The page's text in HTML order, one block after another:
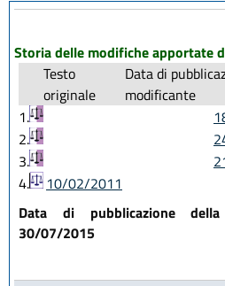
Storia delle modifiche apportate
Testo
originale
Data di
modificante
1.
2.
3.
4.
10/02/2011
Data di pubblicazione
30/07/2015